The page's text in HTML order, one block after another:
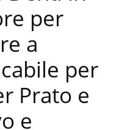
per
a
per
Prato e
e